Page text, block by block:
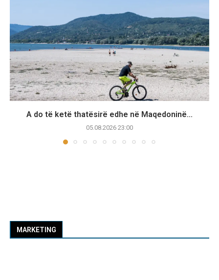
A do të ketë thatësirë edhe në Maqedoninë...
05.08.2026 23:00
MARKETING